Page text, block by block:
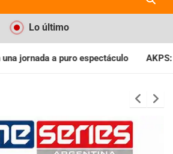
Lo último
AKPS: Intervino la IGJ y oficializó el